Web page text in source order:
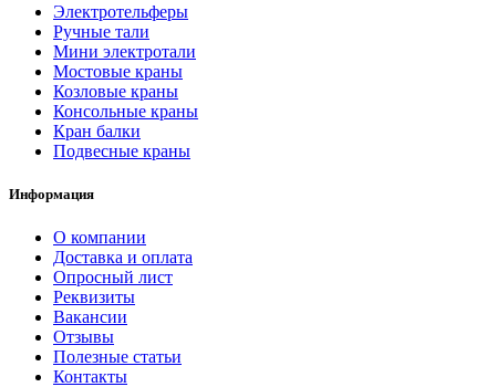
Электротельферы
Ручные тали
Мини электротали
Мостовые краны
Козловые краны
Консольные краны
Кран балки
Подвесные краны
Информация
О компании
Доставка и оплата
Опросный лист
Реквизиты
Вакансии
Отзывы
Полезные статьи
Контакты